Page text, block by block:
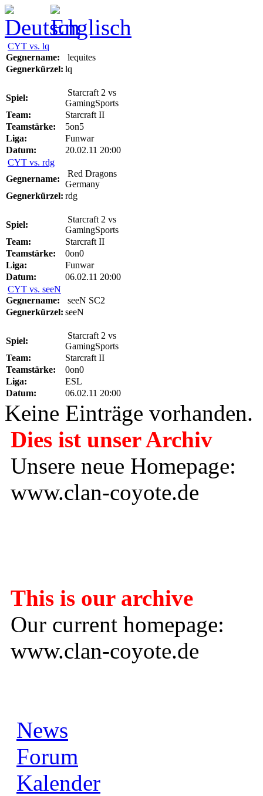
CYT vs. lq
Gegnername:
lequites
Gegnerkürzel: lq
Spiel:
Starcraft 2 vs
GamingSports
Team:
Starcraft II
Teamstärke:
5on5
Liga:
Funwar
Datum:
20.02.11 20:00
CYT vs. rdg
Gegnername:
Red Dragons
Germany
Gegnerkürzel: rdg
Spiel:
Starcraft 2 vs
GamingSports
Team:
Starcraft II
Teamstärke:
0on0
Liga:
Funwar
Datum:
06.02.11 20:00
CYT vs. seeN
Gegnername:
seeN SC2
Gegnerkürzel: seeN
Spiel:
Starcraft 2 vs
GamingSports
Team:
Starcraft II
Teamstärke:
0on0
Liga:
ESL
Datum:
06.02.11 20:00
Keine Einträge vorhanden.
Dies ist unser Archiv
Unsere neue Homepage:
www.clan-coyote.de
This is our archive
Our current homepage:
www.clan-coyote.de
News
Forum
Kalender